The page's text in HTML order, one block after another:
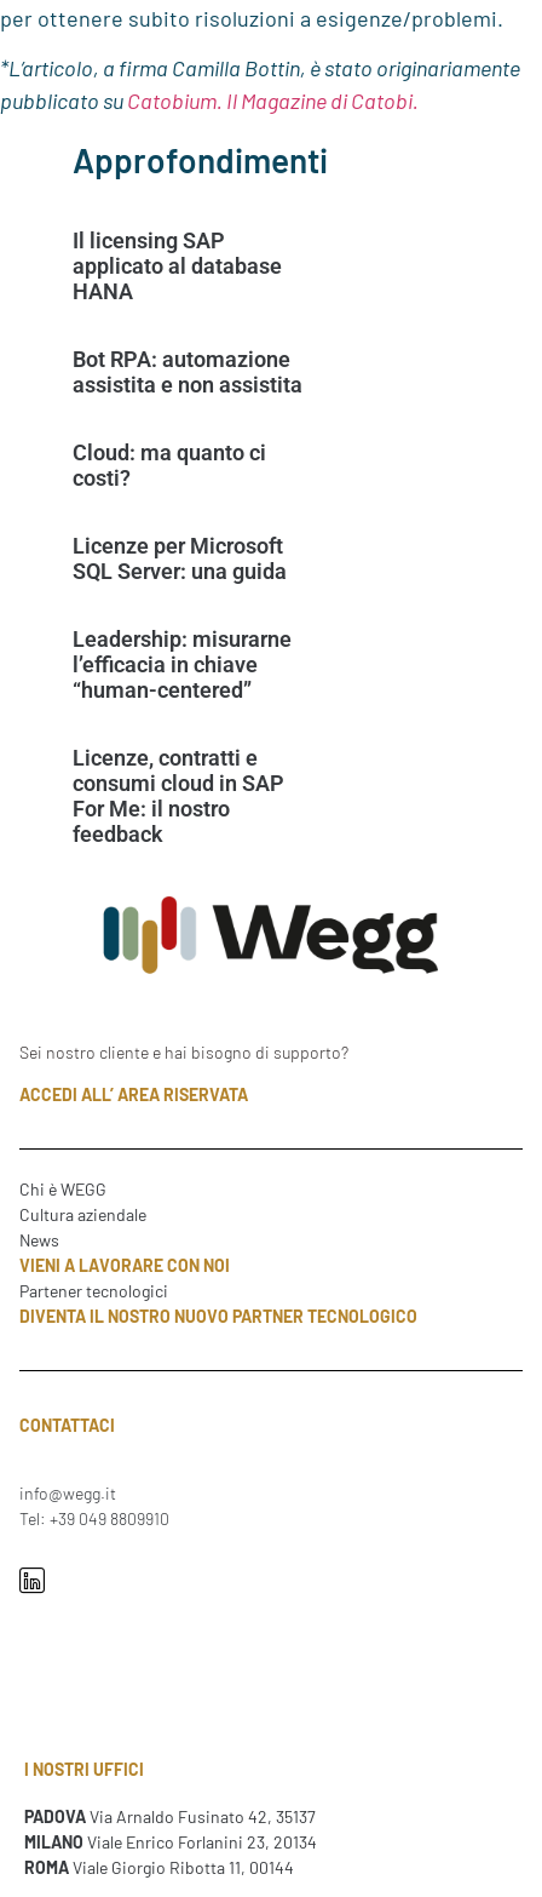
per ottenere subito risoluzioni a esigenze/problemi.
*L’articolo, a firma Camilla Bottin, è stato originariamente
pubblicato suCatobium. Il Magazine di Catobi.
Approfondimenti
Il licensing SAP
applicato al database
HANA
Bot RPA: automazione
assistita e non assistita
Cloud: ma quanto ci
costi?
Licenze per Microsoft
SQL Server: una guida
Leadership: misurarne
l’efficacia in chiave
“human-centered”
Licenze, contratti e
consumi cloud in SAP
For Me: il nostro
feedback
Sei nostro cliente e hai bisogno di supporto?
ACCEDI ALL’ AREA RISERVATA
Chi è WEGG
Cultura aziendale
News
VIENI A LAVORARE CON NOI
Partener tecnologici
DIVENTA IL NOSTRO NUOVO PARTNER TECNOLOGICO
CONTATTACI
info@wegg.it
Tel: +39 049 8809910
I NOSTRI UFFICI
PADOVAVia Arnaldo Fusinato 42, 35137
MILANO Viale Enrico Forlanini 23, 20134
ROMAViale Giorgio Ribotta 11, 00144